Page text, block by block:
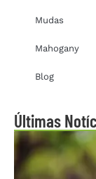
Mudas
Mahogany
Blog
Últimas